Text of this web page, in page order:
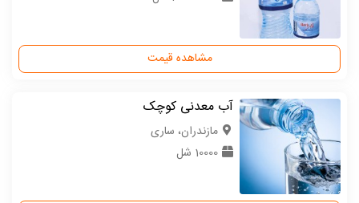
مشاهده قیمت
آب معدنی کوچک
مازندران، ساری
10000 شل